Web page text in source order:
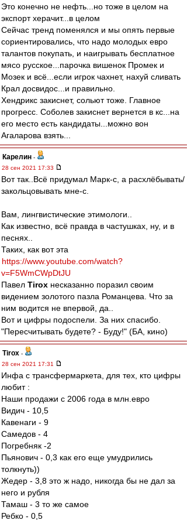
Это конечно не нефть...но тоже в целом на
экспорт херачит...в целом
Сейчас тренд поменялся и мы опять первые
сориентировались, что надо молодых евро
талантов покупать, и наигрывать бесплатное
мясо русское...парочка вишенок Промек и
Мозек и всё...если игрок чахнет, нахуй сливать
Крал досвидос...и правильно.
Хендрикс закиснет, сольют тоже. Главное
прогресс. Соболев закиснет вернется в кс...на
его место есть кандидаты...можно вон
Агаларова взять...
Карелин -
28 сен 2021 17:33
Вот так..Всё придумал Марк-с, а расхлёбывать/
закольцовывать мне-с.
Вам, лингвистические этимологи..
Как известно, всё правда в частушках, ну, и в
песнях..
Таких, как вот эта
https://www.youtube.com/watch?
v=F5WmCWpDtJU
Павел Tirox несказанно поразил своим
видением золотого пазла Романцева. Что за
ним водится не впервой, да..
Вот и цифры подоспели. За них спасибо.
"Пересчитывать будете? - Буду!" (БА, кино)
Tirox -
28 сен 2021 17:31
Инфа с трансфермаркета, для тех, кто цифры
любит :
Наши продажи с 2006 года в млн.евро
Видич - 10,5
Кавенаги - 9
Самедов - 4
Погребняк -2
Пьянович - 0,3 как его еще умудрились
толкнуть))
Жедер - 3,8 это ж надо, никогда бы не дал за
него и рубля
Тамаш - 3 то же самое
Ребко - 0,5